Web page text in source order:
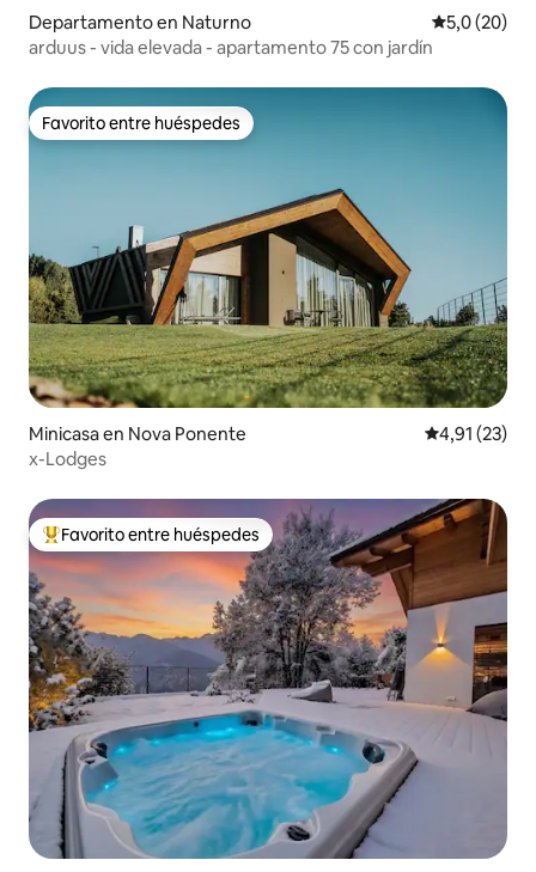
Departamento en Naturno Calificación
5,0 (20)
arduus - vida elevada - apartamento 75 con jardín
Favorito entre huéspedes
Favorito entre huéspedes
Minicasa en Nova Ponente Calificación
4,91 (23)
x-Lodges
Favorito entre los huéspedes más destacados
Favorito entre huéspedes